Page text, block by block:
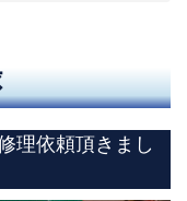
理依頼頂きまし